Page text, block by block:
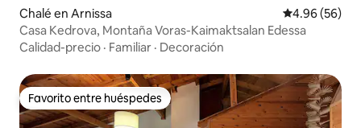
Chalé en Arnissa Calificación
4.96 (56)
Casa Kedrova, Montaña Voras-Kaimaktsalan Edessa
Calidad-precio · Familiar · Decoración
Favorito entre huéspedes
Favorito entre huéspedes